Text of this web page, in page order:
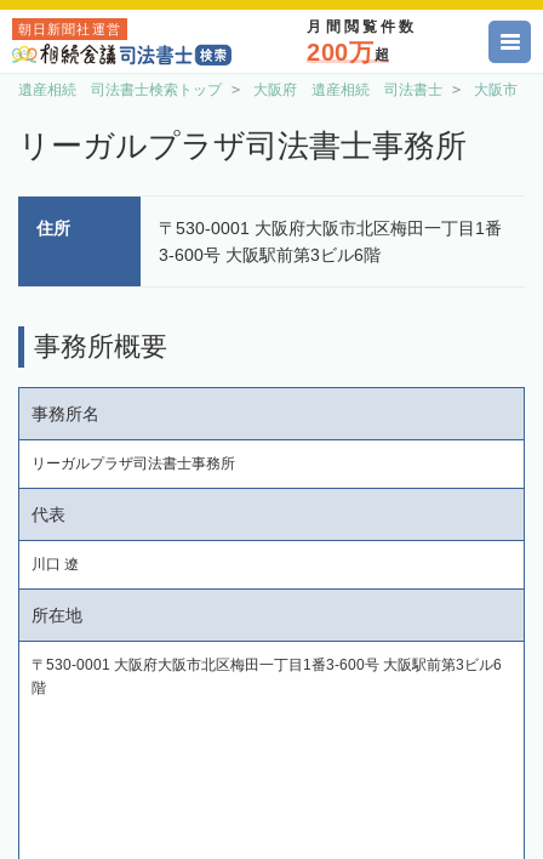
朝日新聞社運営 月間閲覧件数
200万超
遺産相続 司法書士検索トップ 大阪府 遺産相続 司法書士 大阪市
リーガルプラザ司法書士事務所
住所
〒530-0001 大阪府大阪市北区梅田一丁目1番
3-600号 大阪駅前第3ビル6階
事務所概要
事務所名
リーガルプラザ司法書士事務所
代表
川口 遼
所在地
〒530-0001 大阪府大阪市北区梅田一丁目1番3-600号 大阪駅前第3ビル6
階